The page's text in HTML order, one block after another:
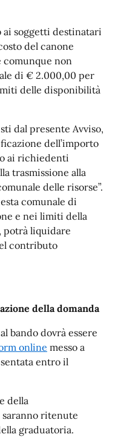
soggetti destinatari
del canone
comunque non
di € 2.000,00 per
delle disponibilità
dal presente Avviso,
dell’importo
ai richiedenti
trasmissione alla
delle risorse”.
comunale di
e nei limiti della
potrà liquidare
contributo
della domanda
bando dovrà essere
online messo a
entro il
della
ritenute
graduatoria.